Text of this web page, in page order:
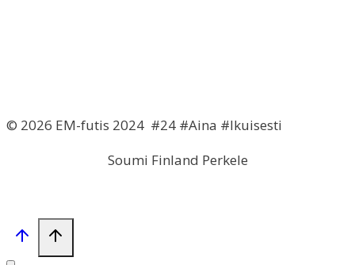
© 2026 EM-futis 2024 #24 #Aina #Ikuisesti
Soumi Finland Perkele